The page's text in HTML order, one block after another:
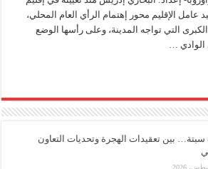
الإقليم محور إهتمام الرأي العام المحلي،
التي تواجه المدينة، وعلى رأسها الوضع
الوادي …
بين تعقيدات الهجرة وتحديات التعاون